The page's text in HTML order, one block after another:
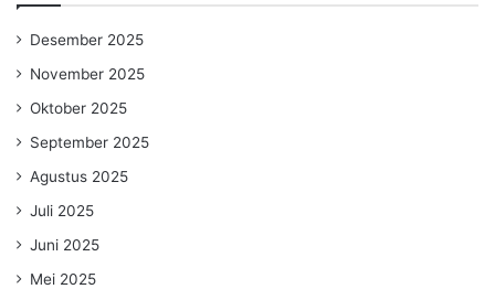
Desember 2025
November 2025
Oktober 2025
September 2025
Agustus 2025
Juli 2025
Juni 2025
Mei 2025